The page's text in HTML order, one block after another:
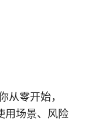
从零开始，
用场景、风险